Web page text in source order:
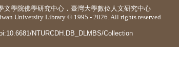
文學院佛學研究中心 ． 臺灣大學數位人文研究中心
University Library © 1995 - 2026. All rights reserved
NTURCDH.DB_DLMBS/Collection